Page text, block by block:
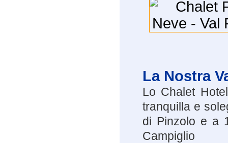
La Nostra
Lo Chalet
tranquilla e
di Pinzolo e a
Campiglio